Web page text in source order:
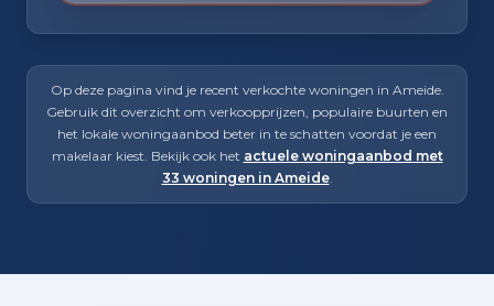
Op deze pagina vind je recent verkochte woningen in Ameide.
Gebruik dit overzicht om verkoopprijzen, populaire buurten en
het lokale woningaanbod beter in te schatten voordat je een
makelaar kiest. Bekijk ook het actuele woningaanbod met
33 woningen in Ameide.